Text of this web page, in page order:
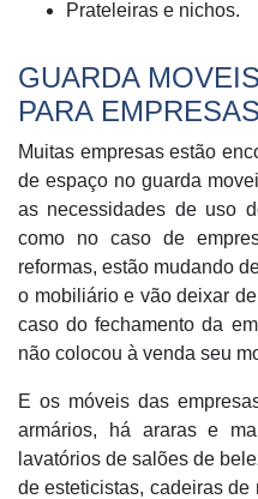
Prateleiras e nichos.
GUARDA
PARA EMPRESAS
Muitas empresas estão
de espaço no guarda
as necessidades de uso
como no caso de
reformas, estão mudando
o mobiliário e vão deixar
caso do fechamento da
não colocou à venda seu
E os móveis das
armários, há araras e
lavatórios de salões de
de esteticistas, cadeiras